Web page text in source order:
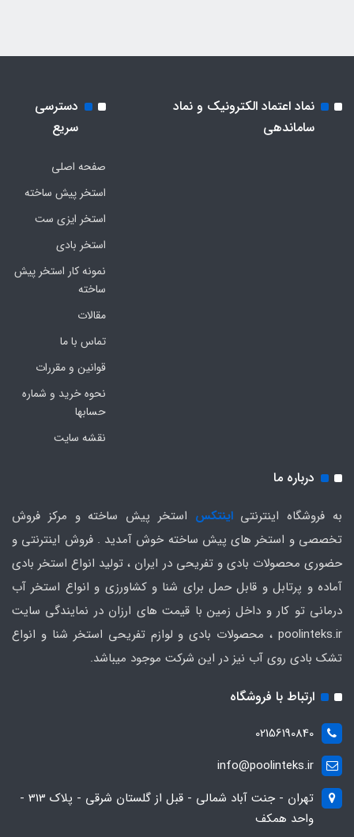
نماد اعتماد الکترونیک و نماد
ساماندهی
دسترسی
سریع
صفحه اصلی
استخر پیش ساخته
استخر ایزی ست
استخر بادی
نمونه کار استخر پیش
ساخته
مقالات
تماس با ما
قوانین و مقررات
نحوه خرید و شماره
حسابها
نقشه سایت
درباره ما
به فروشگاه اینترنتیاینتکس استخر پیش ساخته و مرکز فروش
تخصصی و استخر های پیش ساخته خوش آمدید . فروش اینترنتی و
حضوری محصولات بادی و تفریحی در ایران ، تولید انواع استخر بادی
آماده و پرتابل و قابل حمل برای شنا و کشاورزی و انواع استخر آب
درمانی تو کار و داخل زمین با قیمت های ارزان در نمایندگی سایت
poolinteks.ir ، محصولات بادی و لوازم تفریحی استخر شنا و انواع
تشک بادی روی آب نیز در این شرکت موجود میباشد.
ارتباط با فروشگاه
02156190840
info@poolinteks.ir
تهران - جنت آباد شمالی - قبل از گلستان شرقی - پلاک 313 -
واحد همکف